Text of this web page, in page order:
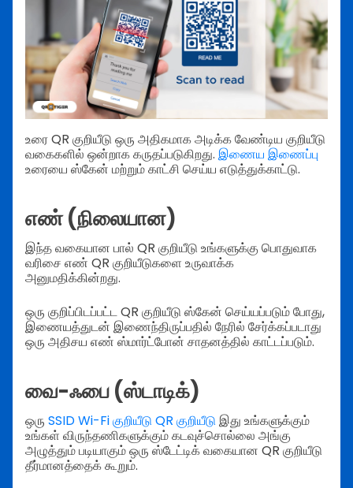
உரை QR குறியீடு ஒரு அதிகமாக அடிக்க வேண்டிய குறியீடு
வகைகளில் ஒன்றாக கருதப்படுகிறது. இணைய இணைப்பு
உரையை ஸ்கேன் மற்றும் காட்சி செய்ய எடுத்துக்காட்டு.
எண் (நிலையான)
இந்த வகையான பால் QR குறியீடு உங்களுக்கு பொதுவாக
வரிசை எண் QR குறியீடுகளை உருவாக்க
அனுமதிக்கின்றது.
ஒரு குறிப்பிடப்பட்ட QR குறியீடு ஸ்கேன் செய்யப்படும் போது,
இணையத்துடன் இணைந்திருப்பதில் நேரில் சேர்க்கப்படாது
ஒரு அதிசய எண் ஸ்மார்ட்போன் சாதனத்தில் காட்டப்படும்.
வை-ஃபை (ஸ்டாடிக்)
ஒரு SSID Wi-Fi குறியீடு QR குறியீடு இது உங்களுக்கும்
உங்கள் விருந்தணிகளுக்கும் கடவுச்சொல்லை அங்கு
அழுத்தும் படியாகும் ஒரு ஸ்டேட்டிக் வகையான QR குறியீடு
தீர்மானத்தைக் கூறும்.